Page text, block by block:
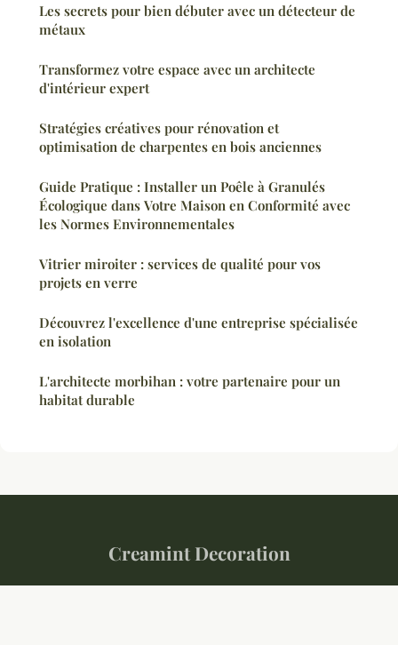
Les secrets pour bien débuter avec un détecteur de
métaux
Transformez votre espace avec un architecte
d'intérieur expert
Stratégies créatives pour rénovation et
optimisation de charpentes en bois anciennes
Guide Pratique : Installer un Poêle à Granulés
Écologique dans Votre Maison en Conformité avec
les Normes Environnementales
Vitrier miroiter : services de qualité pour vos
projets en verre
Découvrez l'excellence d'une entreprise spécialisée
en isolation
L'architecte morbihan : votre partenaire pour un
habitat durable
Creamint Decoration